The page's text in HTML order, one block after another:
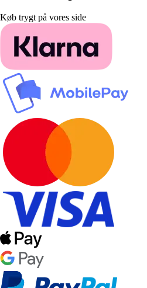
Køb trygt på vores side